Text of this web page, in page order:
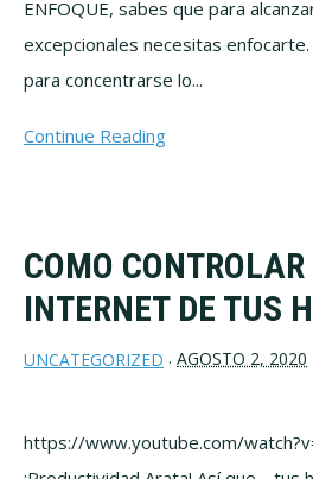
ENFOQUE, sabes que para
excepcionales necesitas
para concentrarse lo...
Continue Reading
COMO
INTERNET DE TUS
UNCATEGORIZED · AGOSTO 2, 2020
https://www.youtube.com/